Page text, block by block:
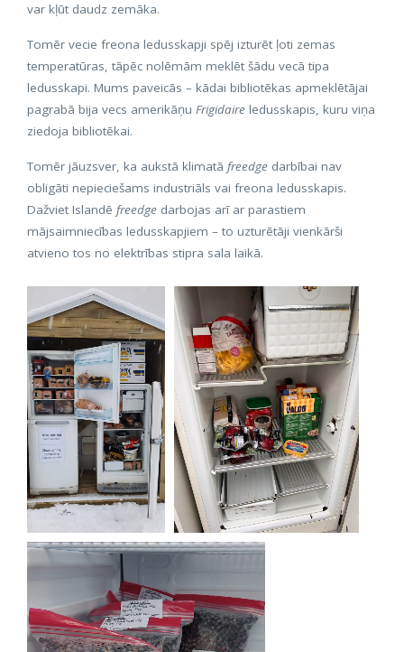
var kļūt daudz zemāka.
Tomēr vecie freona ledusskapji spēj izturēt ļoti zemas
temperatūras, tāpēc nolēmām meklēt šādu vecā tipa
ledusskapi. Mums paveicās – kādai bibliotēkas apmeklētājai
pagrabā bija vecs amerikāņu Frigidaire ledusskapis, kuru viņa
ziedoja bibliotēkai.
Tomēr jāuzsver, ka aukstā klimatā freedge darbībai nav
obligāti nepieciešams industriāls vai freona ledusskapis.
Dažviet Islandē freedge darbojas arī ar parastiem
mājsaimniecības ledusskapjiem – to uzturētāji vienkārši
atvieno tos no elektrības stipra sala laikā.